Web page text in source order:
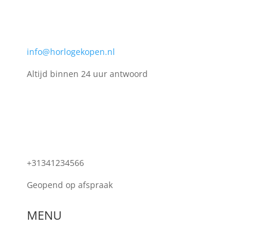
info@horlogekopen.nl
Altijd binnen 24 uur antwoord
+31341234566
Geopend op afspraak
MENU